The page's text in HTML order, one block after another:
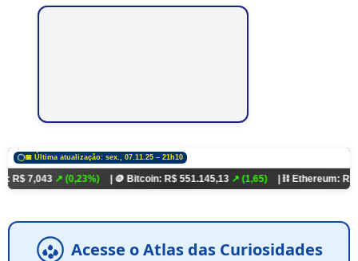
📅 Última atualização: sex., 07.11.25 – 21h10
↗ (0,23%) | 🪙 Bitcoin: R$ 551.145,13↗ (1,65) | ⛓️ Ethereum: R$ 18.321,93
Acesse o Atlas das Curiosidades